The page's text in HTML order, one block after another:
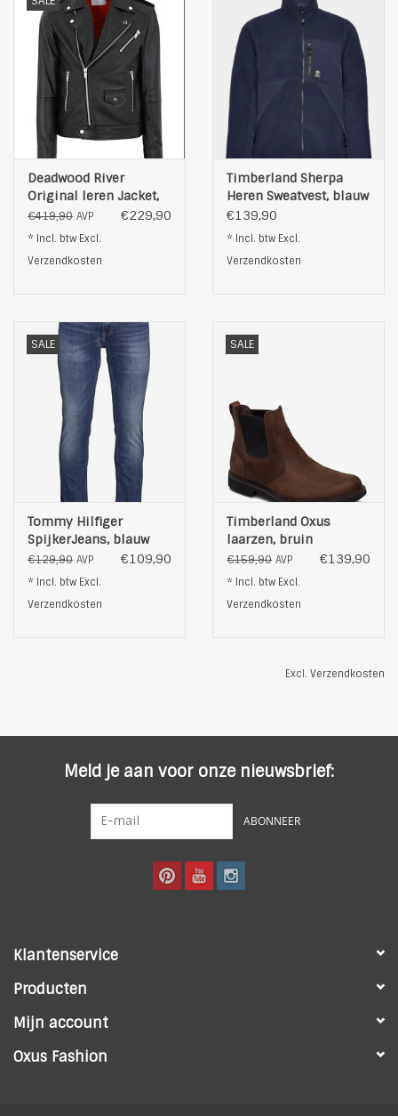
normale pasvorm
kleur: grijs
Deadwood River
Original leren Jacket,
zwart
€419,90 AVP €229,90
* Incl. btw Excl.
Verzendkosten
Timberland Sherpa
Heren Sweatvest, blauw
€139,90
* Incl. btw Excl.
Verzendkosten
SALE
Tommy Hilfiger
SpijkerJeans, blauw
€129,90 AVP €109,90
* Incl. btw Excl.
Verzendkosten
SALE
Timberland Oxus
laarzen, bruin
€159,90 AVP €139,90
* Incl. btw Excl.
Verzendkosten
Excl. Verzendkosten
Meld je aan voor onze nieuwsbrief:
ABONNEER
Klantenservice
Producten
Mijn account
Oxus Fashion